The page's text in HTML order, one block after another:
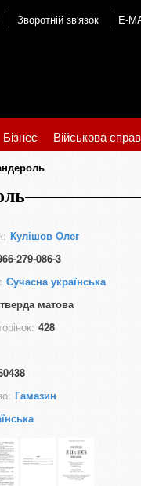
Зворотній зв'язок E-
Бізнес Військова
Кулішов Олег
279-086-3
Сучасна українська
тверда матова
428
Гамазин